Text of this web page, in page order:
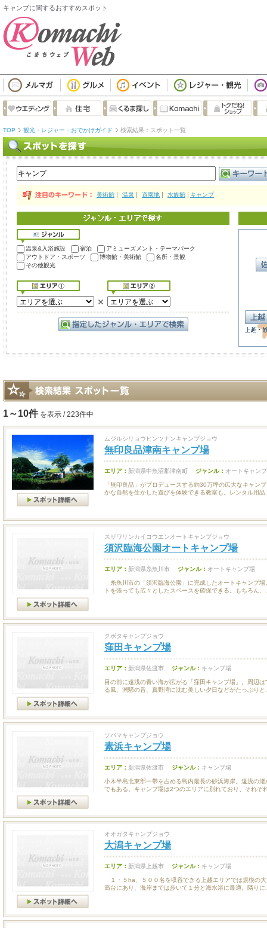
キャンプに関するおすすめスポット
TOP 観光・レジャー・おでかけガイド 検索結果：スポット一覧
美術館 温泉 遊園地 水族館 キャンプ
温泉&入浴施設 宿泊
アミューズメント・テーマパーク
アウトドア・スポーツ
博物館・美術館
名所・景観
その他観光
1～10件 を表示 / 223件中
ムジルシリョウヒンツナンキャンプジョウ
無印良品津南キャンプ場
エリア： 新潟県中魚沼郡津南町 ジャンル： オートキャン
「無印良品」がプロデュースする約30万坪の広大なキャン
かな自然を生かした遊びを体験できる教室も。レンタル用品
スザワリンカイコウエンオートキャンプジョウ
須沢臨海公園オートキャンプ場
エリア： 新潟県糸魚川市 ジャンル： オートキャンプ場
糸魚川市の「須沢臨海公園」に完成したオートキャンプ
トを張っても広々としたスペースを確保できる。もちろん、
クボタキャンプジョウ
窪田キャンプ場
エリア： 新潟県佐渡市 ジャンル： キャンプ場
目の前に遠浅の青い海が広がる「窪田キャンプ場」。周辺
る風、潮騒の音、真野湾に沈む美しい夕日などがたっぷりと
ソバマキャンプジョウ
素浜キャンプ場
エリア： 新潟県佐渡市 ジャンル： キャンプ場
小木半島北東部一帯を占める島内最長の砂浜海岸。遠浅の
でもある。キャンプ場は2つのエリアに別れており、それぞ
オオガタキャンプジョウ
大潟キャンプ場
エリア： 新潟県上越市 ジャンル： キャンプ場
１・５ha、５００名を収容できる上越エリアでは規模の
高台にあり、海岸までは歩いて１分と海水浴に最適。隣りに